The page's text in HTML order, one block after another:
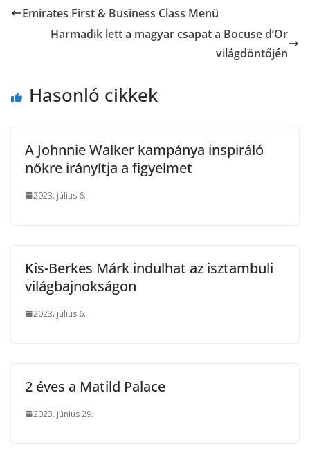
Emirates First & Business Class Menü
Harmadik lett a magyar csapat a Bocuse d’Or
világdöntőjén
Hasonló cikkek
A Johnnie Walker kampánya inspiráló
nőkre irányítja a figyelmet
2023. július 6.
Kis-Berkes Márk indulhat az isztambuli
világbajnokságon
2023. július 6.
2 éves a Matild Palace
2023. június 29.